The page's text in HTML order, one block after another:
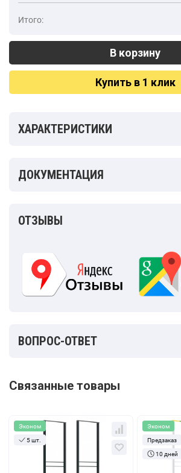
Итого:
Купить в 1 клик
ХАРАКТЕРИСТИКИ
ДОКУМЕНТАЦИЯ
ОТЗЫВЫ
ВОПРОС-ОТВЕТ
Связанные товары
Эконом
5 шт.
Эконом
Предзаказ
10 дней